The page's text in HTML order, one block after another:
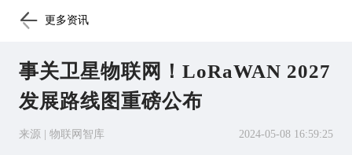
更多资讯
事关卫星物联网！LoRaWAN 2027
发展路线图重磅公布
来源 | 物联网智库 2024-05-08 16:59:25